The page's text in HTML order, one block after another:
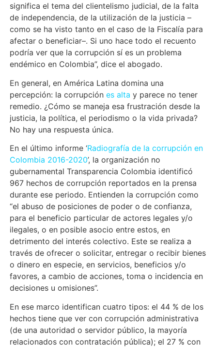
significa el tema del clientelismo judicial, de la falta
de independencia, de la utilización de la justicia –
como se ha visto tanto en el caso de la Fiscalía para
afectar o beneficiar–. Si uno hace todo el recuento
podría ver que la corrupción sí es un problema
endémico en Colombia”, dice el abogado.
En general, en América Latina domina una
percepción: la corrupción es alta y parece no tener
remedio. ¿Cómo se maneja esa frustración desde la
justicia, la política, el periodismo o la vida privada?
No hay una respuesta única.
En el último informe ‘Radiografía de la corrupción en
Colombia 2016-2020’, la organización no
gubernamental Transparencia Colombia identificó
967 hechos de corrupción reportados en la prensa
durante ese periodo. Entienden la corrupción como
“el abuso de posiciones de poder o de confianza,
para el beneficio particular de actores legales y/o
ilegales, o en posible asocio entre estos, en
detrimento del interés colectivo. Este se realiza a
través de ofrecer o solicitar, entregar o recibir bienes
o dinero en especie, en servicios, beneficios y/o
favores, a cambio de acciones, toma o incidencia en
decisiones u omisiones”.
En ese marco identifican cuatro tipos: el 44 % de los
hechos tiene que ver con corrupción administrativa
(de una autoridad o servidor público, la mayoría
relacionados con contratación pública); el 27 % con